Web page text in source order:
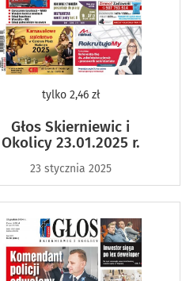
tylko2,46 zł
Głos Skierniewic i
Okolicy 23.01.2025 r.
23 stycznia 2025